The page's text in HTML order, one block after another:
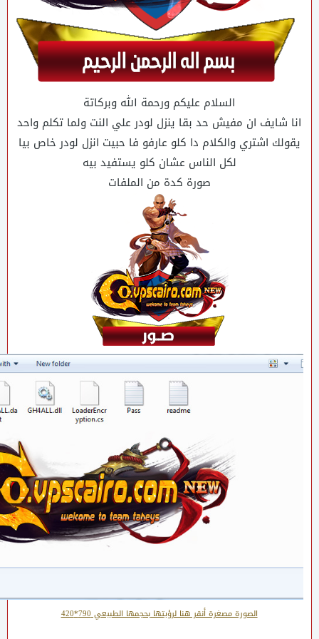
السلام عليكم ورحمة الله وبركاتة
انا شايف ان مفيش حد بقا ينزل لودر علي النت ولما تكلم واحد
يقولك اشتري والكلام دا كلو عارفو فا حبيت انزل لودر خاص بيا
لكل الناس عشان كلو يستفيد بيه
صورة كدة من الملفات
الصورة مصغرة أنقر هنا لرؤيتها بحجمها الطبيعي 790*420